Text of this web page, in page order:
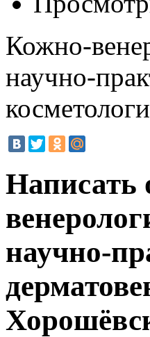
Кожно-
научно-
Написать
научно-